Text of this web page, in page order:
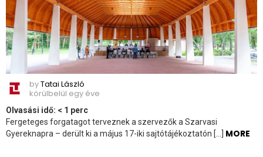
byTatai László
körülbelül egy éve
Olvasási idő: < 1 perc
Fergeteges forgatagot terveznek a szervezők a Szarvasi
Gyereknapra – derült ki a május 17-iki sajtótájékoztatón […] MORE